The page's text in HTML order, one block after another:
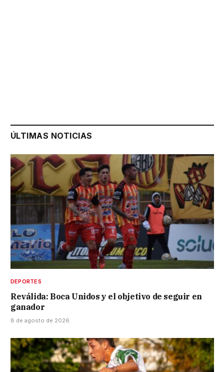
ÚLTIMAS NOTICIAS
DEPORTES
Reválida: Boca Unidos y el objetivo de seguir en
ganador
8 de agosto de 2026